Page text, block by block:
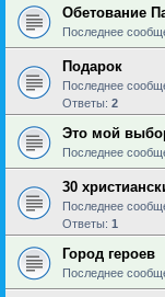
Обетование
Последнее
Подарок
Последнее
Ответы: 2
Это мой
Последнее
30
Последнее
Ответы: 1
Город героев
Последнее